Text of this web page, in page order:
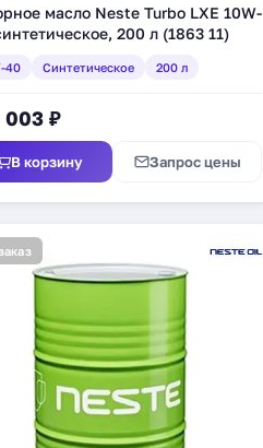
масло Neste Turbo LXE 10W-
200 л (1863 11)
40 Синтетическое 200 л
003 ₽
В корзину Запрос цены